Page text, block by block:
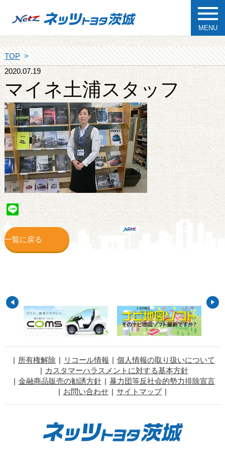
MENU
TOP
2020.07.19
マイネ土浦スタッフ
Line
一覧に戻る
所有権解除 リコール情報
個人情報の取り扱いについて
カスタマーハラスメントに対する基本方針
金融商品販売の勧誘方針
暴力団等反社会的勢力排除宣言
お問い合わせ
サイトマップ